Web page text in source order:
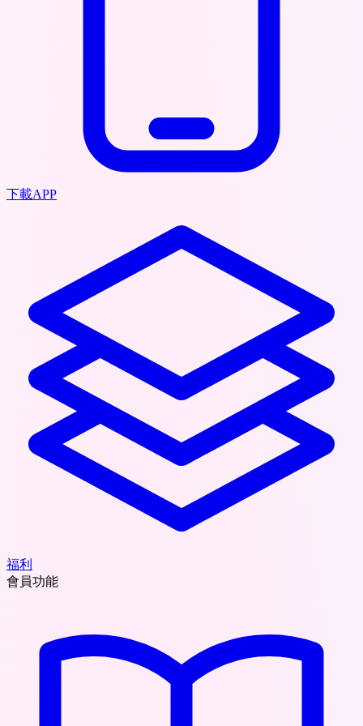
下載APP
福利
會員功能